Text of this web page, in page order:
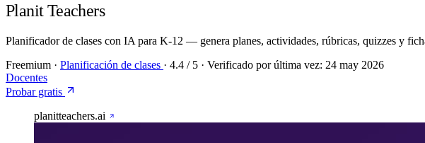
Planit Teachers
Planificador de clases con IA para K-12 — genera planes, actividades, rúbricas, quizzes y
Freemium · Planificación de clases · 4.4 / 5 · Verificado por última vez: 24 may 2026
Docentes
Probar gratis
planitteachers.ai